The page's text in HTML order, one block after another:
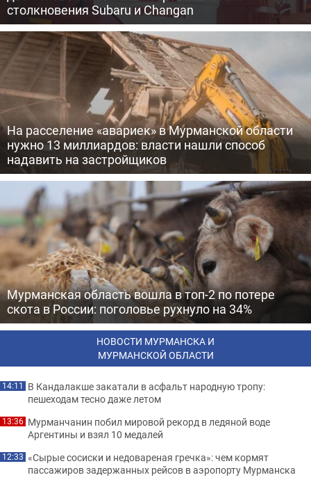
столкновения Subaru и Changan
На расселение «авариек» в Мурманской области
нужно 13 миллиардов: власти нашли способ
надавить на застройщиков
Мурманская область вошла в топ-2 по потере
скота в России: поголовье рухнуло на 34%
НОВОСТИ МУРМАНСКА И
МУРМАНСКОЙ ОБЛАСТИ
14:11 В Кандалакше закатали в асфальт народную тропу:
пешеходам тесно даже летом
13:36 Мурманчанин побил мировой рекорд в ледяной воде
Аргентины и взял 10 медалей
12:33 «Сырые сосиски и недовареная гречка»: чем кормят
пассажиров задержанных рейсов в аэропорту Мурманска